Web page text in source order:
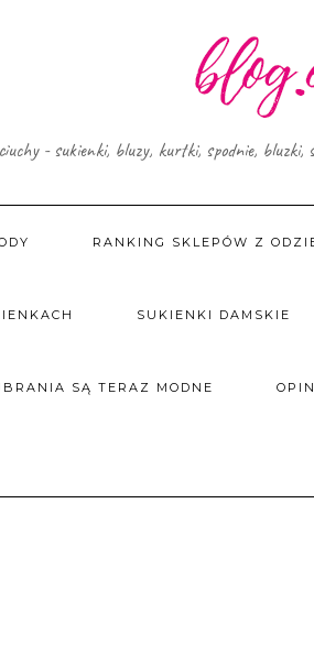
- sukienki, bluzy, kurtki, spodnie,
RANKING SKLEPÓW Z
SUKIENKI DAMSKIE
SĄ TERAZ MODNE